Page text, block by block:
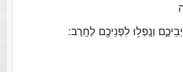
וְנָֽפְל֥וּ לִפְנֵיכֶ֖ם לֶחָֽרֶב: